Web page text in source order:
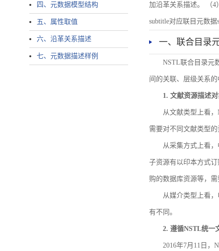
四、元数据模型结构
五、属性取值
六、沿革关系描述
七、元数据描述样例
加沿革关系描述。 （4
subtitle对应联目元数据
一、联合目录
NSTL联合目录元
间的关联、层级关系
1. 文献资源描述
从文献类型上看
需要对不同文献类型
从采集方式上看
子资源有以印本方式
购的数据库资源等，
从媒介类型上看
有不同。
2. 遵循NSTL统一
2016年7月11日，